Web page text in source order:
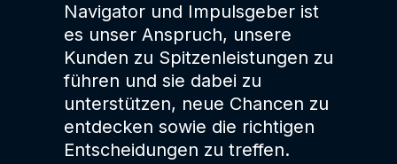
Navigator und Impulsgeber ist
es unser Anspruch, unsere
Kunden zu Spitzenleistungen zu
führen und sie dabei zu
unterstützen, neue Chancen zu
entdecken sowie die richtigen
Entscheidungen zu treffen.